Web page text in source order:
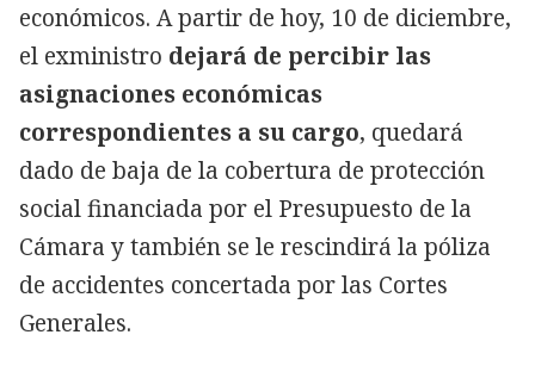
económicos. A partir de hoy, 10 de diciembre,
el exministro dejará de percibir las
asignaciones económicas
correspondientes a su cargo, quedará
dado de baja de la cobertura de protección
social financiada por el Presupuesto de la
Cámara y también se le rescindirá la póliza
de accidentes concertada por las Cortes
Generales.